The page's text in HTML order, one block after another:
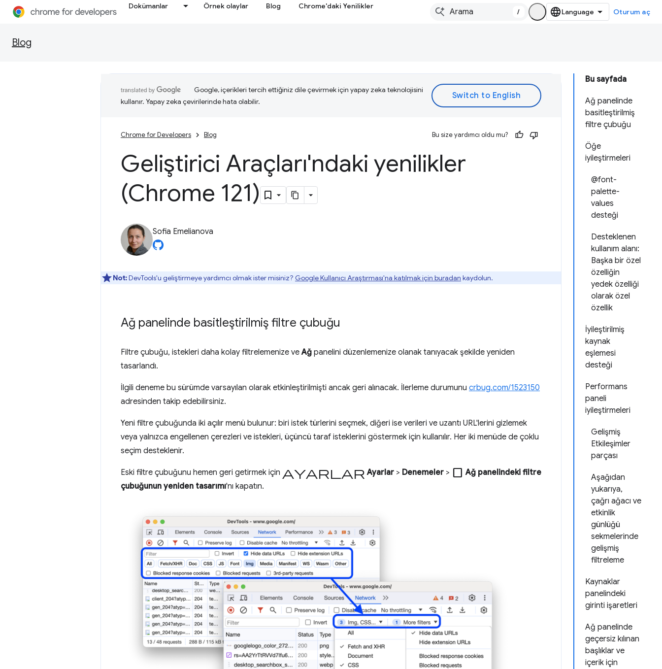
Dokümanlar Örnek olaylar Blog Chrome'daki Yenilikler
/ Oturum aç
Blog
Bu sayfada
Ağ panelinde
basitleştirilmiş
filtre çubuğu
Öğe
iyileştirmeleri
@font-
palette-
values
desteği
Desteklenen
kullanım alanı:
Başka bir özel
özelliğin
yedek özelliği
olarak özel
özellik
İyileştirilmiş
kaynak
eşlemesi
desteği
Performans
paneli
iyileştirmeleri
Gelişmiş
Etkileşimler
parçası
Aşağıdan
yukarıya,
çağrı ağacı ve
etkinlik
günlüğü
sekmelerinde
gelişmiş
filtreleme
Kaynaklar
panelindeki
girinti işaretleri
Ağ panelinde
geçersiz kılınan
başlıklar ve
içerik için
Google, içerikleri tercih ettiğiniz dile çevirmek için yapay zeka teknolojisini
kullanır. Yapay zeka çevirilerinde hata olabilir.
Chrome for Developers Blog Bu size yardımcı oldu mu?
Geliştirici Araçları'ndaki yenilikler
(Chrome 121)
Sofia Emelianova
Not:DevTools'u geliştirmeye yardımcı olmak ister misiniz? Google Kullanıcı Araştırması'na katılmak için buradan kaydolun.
Ağ panelinde basitleştirilmiş filtre çubuğu
Filtre çubuğu, istekleri daha kolay filtrelemenize veAğ panelini düzenlemenize olanak tanıyacak şekilde yeniden
tasarlandı.
İlgili deneme bu sürümde varsayılan olarak etkinleştirilmişti ancak geri alınacak. İlerleme durumunu crbug.com/1523150
adresinden takip edebilirsiniz.
Yeni filtre çubuğunda iki açılır menü bulunur: biri istek türlerini seçmek, diğeri ise verileri ve uzantı URL'lerini gizlemek
veya yalnızca engellenen çerezleri ve istekleri, üçüncü taraf isteklerini göstermek için kullanılır. Her iki menüde de çoklu
seçim desteklenir.
Eski filtre çubuğunu hemen geri getirmek için ayarlar Ayarlar > Denemeler > check_box_outline_blank Ağ panelindeki filtre
çubuğunun yeniden tasarımı'nı kapatın.